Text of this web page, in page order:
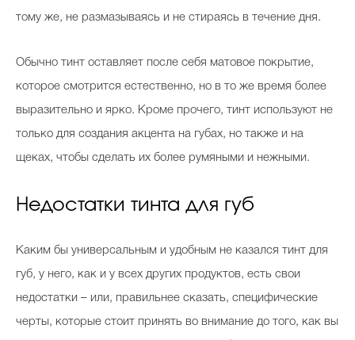
тому же, не размазываясь и не стираясь в течение дня.
Обычно тинт оставляет после себя матовое покрытие,
которое смотрится естественно, но в то же время более
выразительно и ярко. Кроме прочего, тинт используют не
только для создания акцента на губах, но также и на
щеках, чтобы сделать их более румяными и нежными.
Недостатки тинта для губ
Каким бы универсальным и удобным не казался тинт для
губ, у него, как и у всех других продуктов, есть свои
недостатки – или, правильнее сказать, специфические
черты, которые стоит принять во внимание до того, как вы